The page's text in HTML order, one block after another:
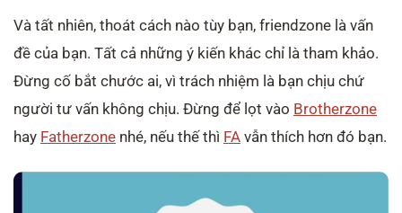
Và tất nhiên, thoát cách nào tùy bạn, friendzone là vấn
đề của bạn. Tất cả những ý kiến khác chỉ là tham khảo.
Đừng cố bắt chước ai, vì trách nhiệm là bạn chịu chứ
người tư vấn không chịu. Đừng để lọt vào Brotherzone
hay Fatherzone nhé, nếu thế thì FA vẫn thích hơn đó bạn.